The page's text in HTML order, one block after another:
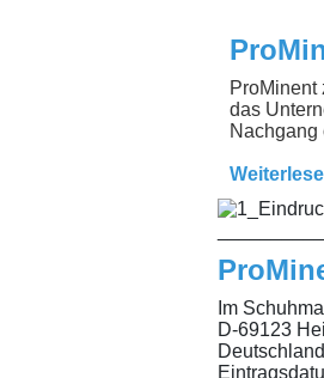
ProMinent
das
Nachgang
Im
D-69123
Deutschland